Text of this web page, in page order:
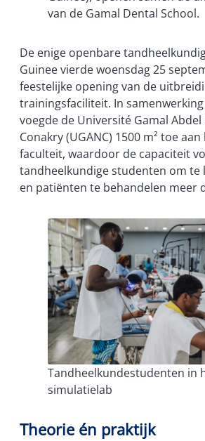
van de Gamal Dental School.
De enige openbare
Guinee vierde woensdag 25
feestelijke opening van de
trainingsfaciliteit. In
voegde de Université Gamal Abdel
Conakry (UGANC) 1500 m² toe
faculteit, waardoor de capaciteit
tandheelkundige studenten om te
en patiënten te behandelen meer
Tandheelkundestudenten in
simulatielab
Theorie én praktijk